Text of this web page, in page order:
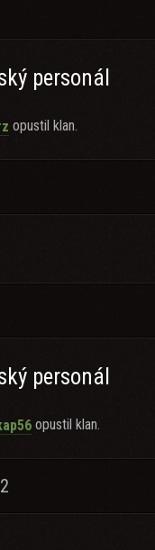
personál
opustil klan.
personál
opustil klan.